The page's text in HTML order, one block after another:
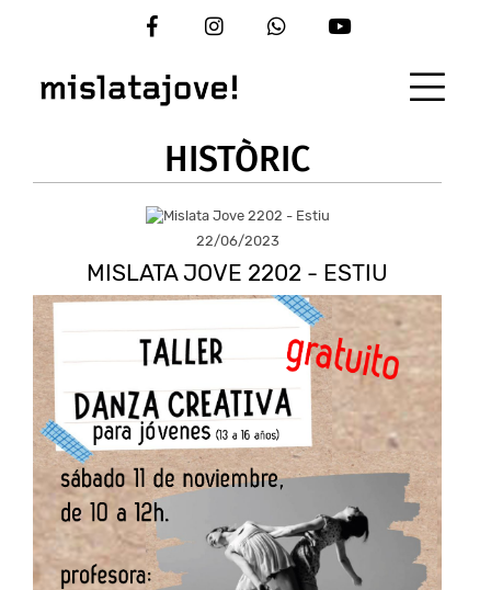
HISTÒRIC
22/06/2023
MISLATA JOVE 2202 - ESTIU